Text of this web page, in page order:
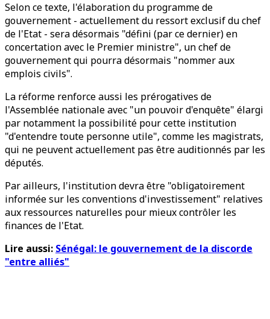
Selon ce texte, l'élaboration du programme de
gouvernement - actuellement du ressort exclusif du chef
de l'Etat - sera désormais "défini (par ce dernier) en
concertation avec le Premier ministre", un chef de
gouvernement qui pourra désormais "nommer aux
emplois civils".
La réforme renforce aussi les prérogatives de
l'Assemblée nationale avec "un pouvoir d'enquête" élargi
par notamment la possibilité pour cette institution
"d'entendre toute personne utile", comme les magistrats,
qui ne peuvent actuellement pas être auditionnés par les
députés.
Par ailleurs, l'institution devra être "obligatoirement
informée sur les conventions d'investissement" relatives
aux ressources naturelles pour mieux contrôler les
finances de l'Etat.
Lire aussi: Sénégal: le gouvernement de la discorde
"entre alliés"